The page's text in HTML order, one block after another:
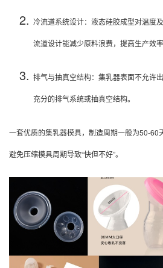
冷流道系统设计：液态硅胶成型对温度
流道设计能减少原料浪费，提高生产效
排气与抽真空结构：集乳器表面不允许
充分的排气系统或抽真空结构。
一套优质的集乳器模具，制造周期一般为50-60
避免压缩模具周期导致“快但不好”。